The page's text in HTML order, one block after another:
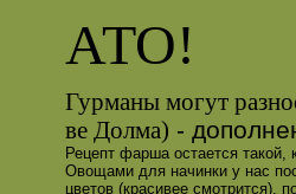
АТО!
Гурманы могут
ве Долма) -
Рецепт фарша остается
Овощами для начинки у нас
цветов (красивее смотрится),